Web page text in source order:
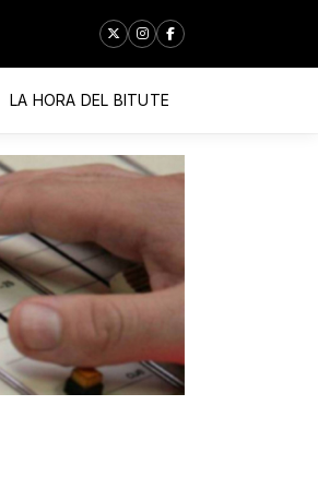
LA HORA DEL BITUTE